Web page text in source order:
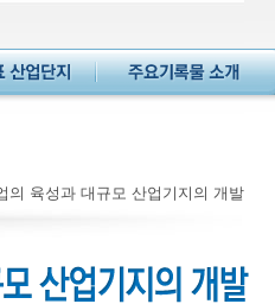
의 육성과 대규모 산업기지의 개발